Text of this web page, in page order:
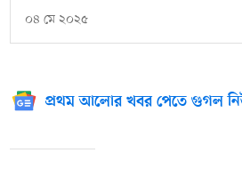
০৪ মে ২০২৫
প্রথম আলোর খবর পেতে গুগল